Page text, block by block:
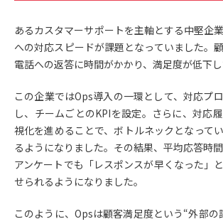
あるカスタマーサポートを主軸とする中堅企
への対応スピードが課題となっていました。
電話への返答に時間がかかり、満足度が低下し
この企業ではOps導入の一環として、対応プ
し、チームごとのKPIを設定。さらに、対応
視化を進めることで、ボトルネックとなって
るようになりました。その結果、平均応答時
アンケートでも「レスポンスが早くなった」
せられるようになりました。
このように、Opsは顧客満足度という“外部の